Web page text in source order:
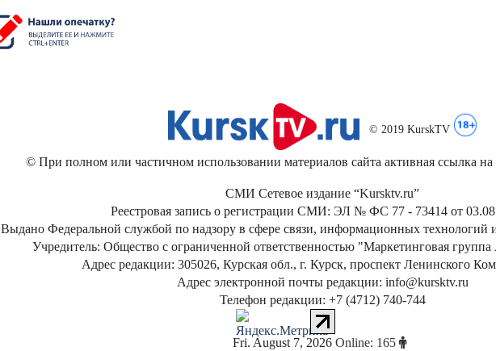
© 2019 KurskTV
© При полном или частичном использовании материалов сайта активная ссылка на
СМИ Сетевое издание “Kursktv.ru”
Реестровая запись о регистрации СМИ: ЭЛ № ФС 77 - 73414 от
Выдано Федеральной службой по надзору в сфере связи, информационных технологий
Учредитель: Общество с ограниченной ответственностью "Маркетинговая
Адрес редакции: 305026, Курская обл., г. Курск, проспект Ленинского
Адрес электронной почты редакции: info@kursktv.ru
Телефон редакции: +7 (4712) 740-744
Fri. August 7, 2026 Online: 165